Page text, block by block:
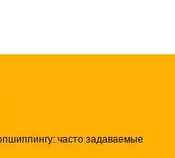
часто задаваемые